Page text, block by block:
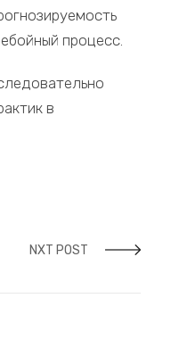
процесс.
в
NXT POST